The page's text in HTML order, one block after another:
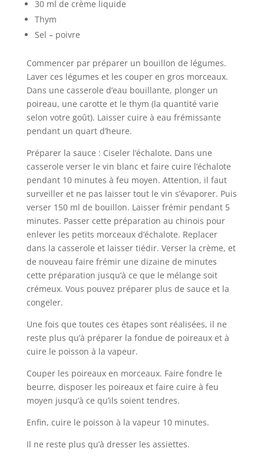
30 ml de crème liquide
Thym
Sel – poivre
Commencer par préparer un bouillon de légumes.
Laver ces légumes et les couper en gros morceaux.
Dans une casserole d’eau bouillante, plonger un
poireau, une carotte et le thym (la quantité varie
selon votre goût). Laisser cuire à eau frémissante
pendant un quart d’heure.
Préparer la sauce : Ciseler l’échalote. Dans une
casserole verser le vin blanc et faire cuire l’échalote
pendant 10 minutes à feu moyen. Attention, il faut
surveiller et ne pas laisser tout le vin s’évaporer. Puis
verser 150 ml de bouillon. Laisser frémir pendant 5
minutes. Passer cette préparation au chinois pour
enlever les petits morceaux d’échalote. Replacer
dans la casserole et laisser tiédir. Verser la crème, et
de nouveau faire frémir une dizaine de minutes
cette préparation jusqu’à ce que le mélange soit
crémeux. Vous pouvez préparer plus de sauce et la
congeler.
Une fois que toutes ces étapes sont réalisées, il ne
reste plus qu’à préparer la fondue de poireaux et à
cuire le poisson à la vapeur.
Couper les poireaux en morceaux. Faire fondre le
beurre, disposer les poireaux et faire cuire à feu
moyen jusqu’à ce qu’ils soient tendres.
Enfin, cuire le poisson à la vapeur 10 minutes.
Il ne reste plus qu’à dresser les assiettes.